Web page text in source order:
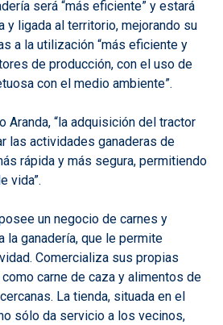
será “más eficiente” y estará
y ligada al territorio, mejorando su
a la utilización “más eficiente y
de producción, con el uso de
con el medio ambiente”.
Aranda, “la adquisición del tractor
las actividades ganaderas de
rápida y más segura, permitiendo
vida”.
un negocio de carnes y
la ganadería, que le permite
Comercializa sus propias
carne de caza y alimentos de
La tienda, situada en el
sólo da servicio a los vecinos,